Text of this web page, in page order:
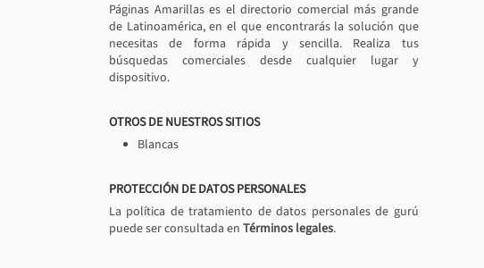
Páginas Amarillas es el directorio comercial más grande
de Latinoamérica, en el que encontrarás la solución que
necesitas de forma rápida y sencilla. Realiza tus
búsquedas comerciales desde cualquier lugar y
dispositivo.
OTROS DE NUESTROS SITIOS
Blancas
PROTECCIÓN DE DATOS PERSONALES
La política de tratamiento de datos personales de gurú
puede ser consultada en Términos legales.